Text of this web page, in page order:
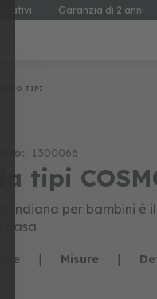
· Garanzia di 2 anni
TIPI
1300066
tipi
indiana per bambini
casa
| Misure |